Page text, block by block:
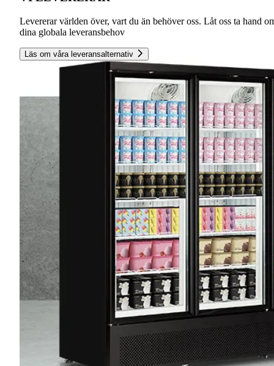
Levererar världen över, vart du än behöver oss. Låt oss ta hand
dina globala leveransbehov
Läs om våra leveransalternativ